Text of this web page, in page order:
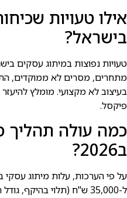
אילו טעויות
בישראל?
טעויות נפוצות במיתוג עסקים
מתחרים, מסרים לא ממוקדים,
בעיצוב לא מקצועי. מומלץ
פיקסל.
כמה עולה תהליך
ב2026?
ל-35,000 ש"ח (תלוי בהיקף, גודל העסק ומורכבות המיתוג).